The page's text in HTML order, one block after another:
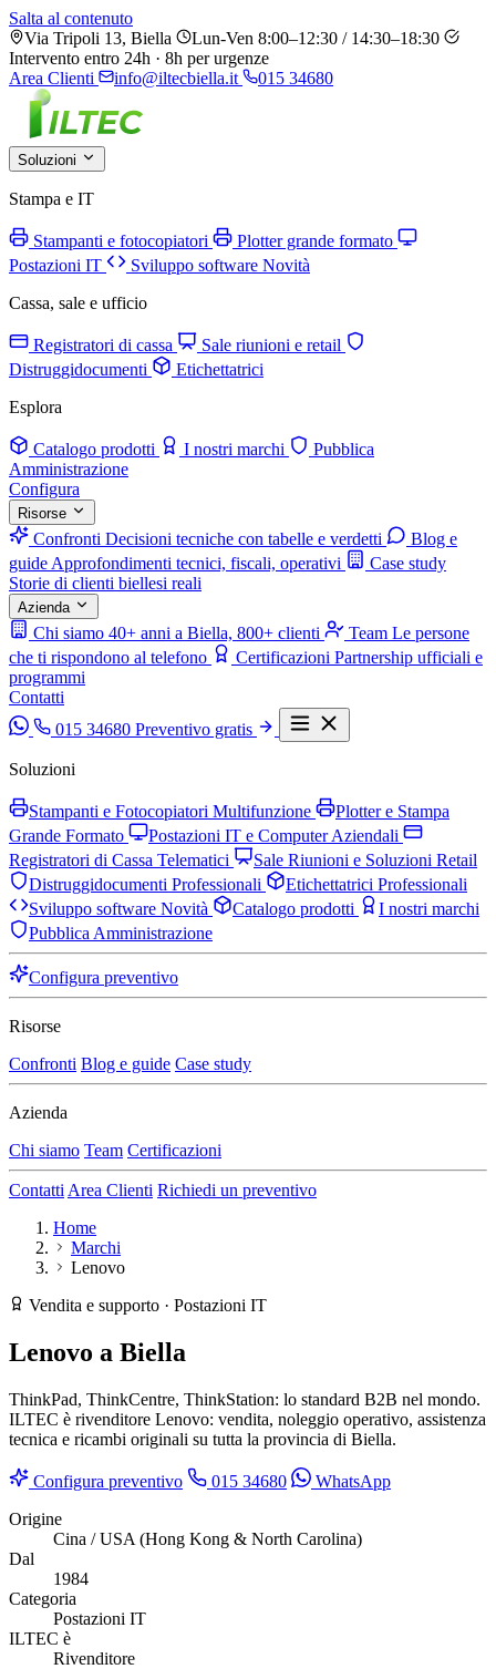
Salta al contenuto
Via Tripoli 13, Biella
Lun-Ven 8:00–12:30 / 14:30–18:30
Intervento entro 24h · 8h per urgenze
Area Clienti
info@iltecbiella.it 015 34680
Soluzioni
Stampa e IT
Stampanti e fotocopiatori
Plotter grande formato
Postazioni IT
Sviluppo software Novità
Cassa, sale e ufficio
Registratori di cassa
Sale riunioni e retail
Distruggidocumenti
Etichettatrici
Esplora
Catalogo prodotti I nostri marchi
Pubblica
Amministrazione
Configura
Risorse
Confronti Decisioni tecniche con tabelle e verdetti
Blog e
guide Approfondimenti tecnici, fiscali, operativi
Case study
Storie di clienti biellesi reali
Azienda
Chi siamo 40+ anni a Biella, 800+ clienti Team Le persone
che ti rispondono al telefono
Certificazioni Partnership ufficiali e
programmi
Contatti
015 34680 Preventivo gratis
Soluzioni
Stampanti e Fotocopiatori Multifunzione
Plotter e Stampa
Grande Formato
Postazioni IT e Computer Aziendali
Registratori di Cassa Telematici
Sale Riunioni e Soluzioni Retail
Distruggidocumenti Professionali
Etichettatrici Professionali
Sviluppo software Novità Catalogo prodotti
I nostri marchi
Pubblica Amministrazione
Configura preventivo
Risorse
Confronti Blog e guide Case study
Azienda
Chi siamo Team Certificazioni
Contatti Area Clienti Richiedi un preventivo
Home
Marchi
Lenovo
Vendita e supporto · Postazioni IT
Lenovo a Biella
ThinkPad, ThinkCentre, ThinkStation: lo standard B2B nel mondo.
ILTEC è rivenditore Lenovo: vendita, noleggio operativo, assistenza
tecnica e ricambi originali su tutta la provincia di Biella.
Configura preventivo 015 34680
WhatsApp
Origine
Cina / USA (Hong Kong & North Carolina)
Dal
1984
Categoria
Postazioni IT
ILTEC è
Rivenditore